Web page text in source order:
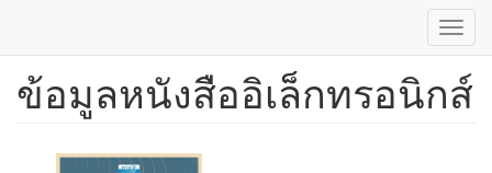
ข้าม
ข้อมูลหนังสืออิเล็กทรอนิกส์